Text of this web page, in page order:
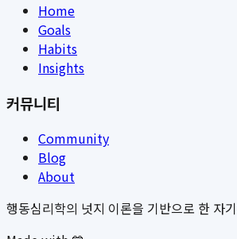
Home
Goals
Habits
Insights
커뮤니티
Community
Blog
About
행동심리학의 넛지 이론을 기반으로 한 자